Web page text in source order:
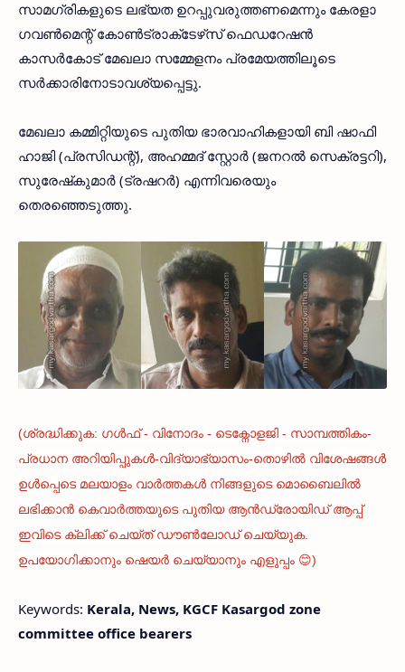
സാമഗ്രികളുടെ ലഭ്യത ഉറപ്പുവരുത്തണമെന്നും കേരളാ
ഗവണ്‍മെന്റ് കോണ്‍ട്രാക്‌ടേഴ്‌സ് ഫെഡറേഷന്‍
കാസര്‍കോട് മേഖലാ സമ്മേളനം പ്രമേയത്തിലൂടെ
സര്‍ക്കാരിനോടാവശ്യപ്പെട്ടു.
മേഖലാ കമ്മിറ്റിയുടെ പുതിയ ഭാരവാഹികളായി ബി ഷാഫി
ഹാജി (പ്രസിഡന്റ്), അഹമ്മദ് സ്റ്റോര്‍ (ജനറല്‍ സെക്രട്ടറി),
സുരേഷ്‌കുമാര്‍ (ട്രഷറര്‍) എന്നിവരെയും
തെരഞ്ഞെടുത്തു.
(ശ്രദ്ധിക്കുക: ഗൾഫ് - വിനോദം - ടെക്നോളജി - സാമ്പത്തികം-
പ്രധാന അറിയിപ്പുകൾ-വിദ്യാഭ്യാസം-തൊഴിൽ വിശേഷങ്ങൾ
ഉൾപ്പെടെ മലയാളം വാർത്തകൾ നിങ്ങളുടെ മൊബൈലിൽ
ലഭിക്കാൻ കെവാർത്തയുടെ പുതിയ ആൻഡ്രോയിഡ് ആപ്പ്
ഇവിടെ ക്ലിക്ക് ചെയ്ത് ഡൗൺലോഡ് ചെയ്യുക.
ഉപയോഗിക്കാനും ഷെയർ ചെയ്യാനും എളുപ്പം 😊)
Keywords: Kerala, News, KGCF Kasargod zone
committee office bearers